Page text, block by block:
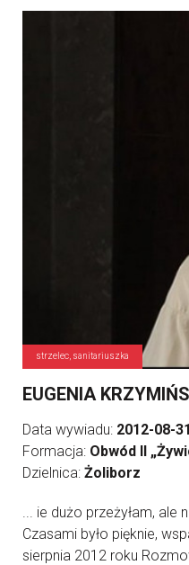
strzelec, sanitariuszka
EUGENIA
Data wywiadu: 2012-08-31
Formacja: Obwód II
Dzielnica: Żoliborz
... ie dużo przeżyłam, ale
Czasami było pięknie,
sierpnia 2012 roku